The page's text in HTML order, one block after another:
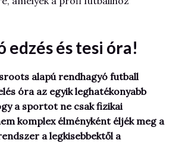
edzés és tesi óra!
alapú rendhagyó futball
óra az egyik leghatékonyabb
a sportot ne csak fizikai
komplex élményként éljék meg a
a legkisebbektől a